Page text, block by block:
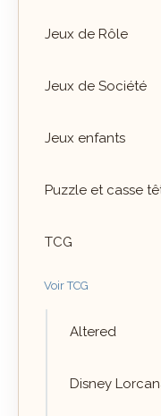
Jeux de Rôle
Jeux de Société
Jeux enfants
Puzzle et casse
TCG
Voir TCG
Altered
Disney